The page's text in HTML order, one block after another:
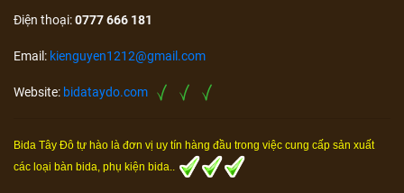
Điện thoại:0777 666 181
Email: kienguyen1212@gmail.com
Website: bidataydo.com
Bida Tây Đô tự hào là đơn vị uy tín hàng đầu trong việc cung cấp sản xuất
các loại bàn bida, phụ kiện bida..